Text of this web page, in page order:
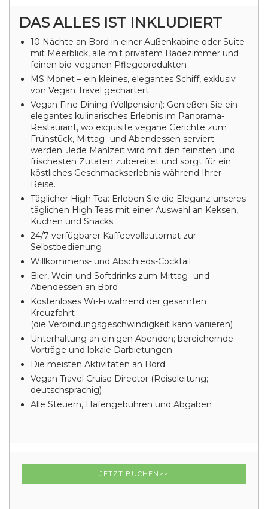
DAS ALLES IST INKLUDIERT
10 Nächte an Bord in einer Außenkabine oder Suite
mit Meerblick, alle mit privatem Badezimmer und
feinen bio-veganen Pflegeprodukten
MS Monet – ein kleines, elegantes Schiff, exklusiv
von Vegan Travel gechartert
Vegan Fine Dining (Vollpension): Genießen Sie ein
elegantes kulinarisches Erlebnis im Panorama-
Restaurant, wo exquisite vegane Gerichte zum
Frühstück, Mittag- und Abendessen serviert
werden. Jede Mahlzeit wird mit den feinsten und
frischesten Zutaten zubereitet und sorgt für ein
köstliches Geschmackserlebnis während Ihrer
Reise.
Täglicher High Tea: Erleben Sie die Eleganz unseres
täglichen High Teas mit einer Auswahl an Keksen,
Kuchen und Snacks.
24/7 verfügbarer Kaffeevollautomat zur
Selbstbedienung
Willkommens- und Abschieds-Cocktail
Bier, Wein und Softdrinks zum Mittag- und
Abendessen an Bord
Kostenloses Wi-Fi während der gesamten
Kreuzfahrt
(die Verbindungsgeschwindigkeit kann variieren)
Unterhaltung an einigen Abenden; bereichernde
Vorträge und lokale Darbietungen
Die meisten Aktivitäten an Bord
Vegan Travel Cruise Director (Reiseleitung;
deutschsprachig)
Alle Steuern, Hafengebühren und Abgaben
JETZT BUCHEN>>